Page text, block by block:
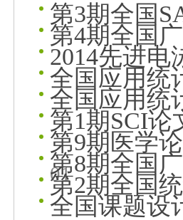
第3期全国
第4期全国
2014先进电
全国应用统
全国应用统
第1期SCI论
第9期医学
01
第8期全国
第2期全国
全国课题设